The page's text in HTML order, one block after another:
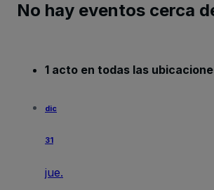
No hay eventos cerca
1 acto en todas las
dic
31
jue.